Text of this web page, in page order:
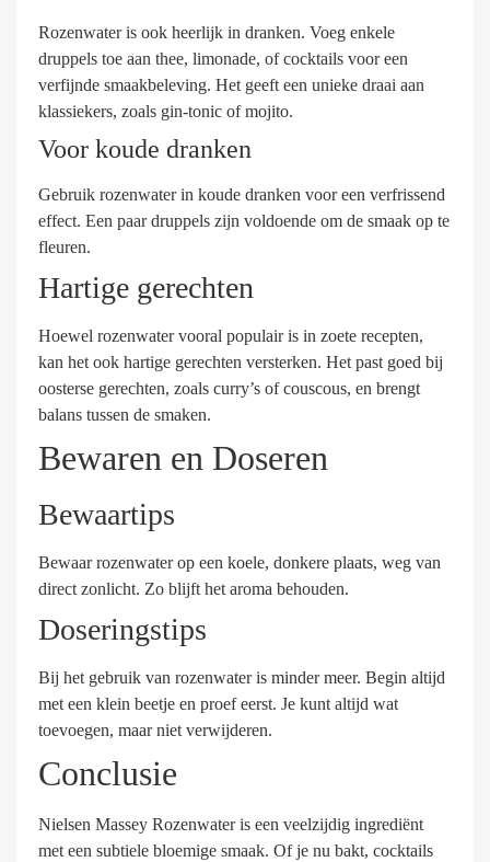
Rozenwater is ook heerlijk in dranken. Voeg enkele
druppels toe aan thee, limonade, of cocktails voor een
verfijnde smaakbeleving. Het geeft een unieke draai aan
klassiekers, zoals gin-tonic of mojito.
Voor koude dranken
Gebruik rozenwater in koude dranken voor een verfrissend
effect. Een paar druppels zijn voldoende om de smaak op te
fleuren.
Hartige gerechten
Hoewel rozenwater vooral populair is in zoete recepten,
kan het ook hartige gerechten versterken. Het past goed bij
oosterse gerechten, zoals curry’s of couscous, en brengt
balans tussen de smaken.
Bewaren en Doseren
Bewaartips
Bewaar rozenwater op een koele, donkere plaats, weg van
direct zonlicht. Zo blijft het aroma behouden.
Doseringstips
Bij het gebruik van rozenwater is minder meer. Begin altijd
met een klein beetje en proef eerst. Je kunt altijd wat
toevoegen, maar niet verwijderen.
Conclusie
Nielsen Massey Rozenwater is een veelzijdig ingrediënt
met een subtiele bloemige smaak. Of je nu bakt, cocktails